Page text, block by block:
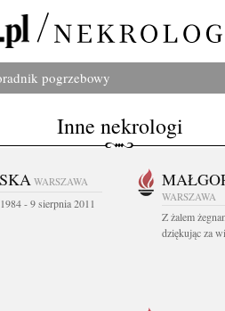
pogrzebowy
Inne nekrologi
WARSZAWA
- 9 sierpnia 2011
WARSZAWA
Z żalem
dziękując za